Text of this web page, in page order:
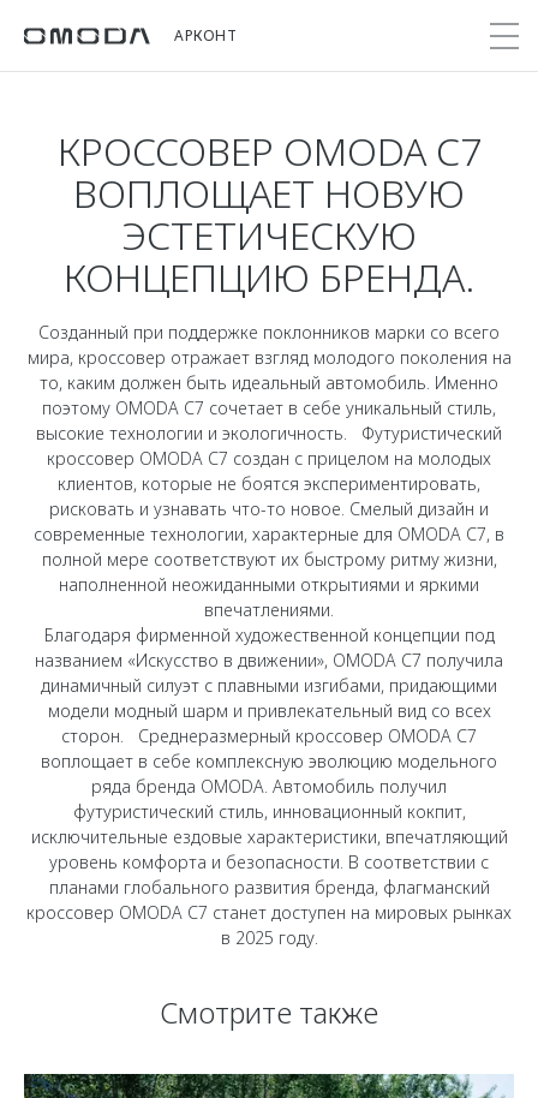
АРКОНТ
Модели
от 2 299 000 ₽*
C7
от 2 739 000 ₽*
Покупателям
Выбор и покупка
Сравнить комплектации
Cпецпредложения
Прайс-листы
OMODA Лизинг
Кредит и страхование
Кредитные программы
Страхование
Кредитный калькулятор
Аксессуары
Одежда и сувениры
Оригинальные аксессуары
Запчасти
Трейд-ин
Калькулятор трейд-ин
Владельцам
Записаться на сервис
Поддержка
Помощь на дороге
Гарантия
Дополнительная техническая поддержка
Руководства по эксплуатации
Клиентская поддержка
Клуб владельцев OMODA
Приложение O&J
Аксессуары
Одежда и сувениры
Оригинальные аксессуары
Запчасти
Мир OMODA
Новости
Онлайн-сервисы
Приложение O&J
Клуб владельцев OMODA
Бренд JAECOO
Правовая информация
Обратная связь
КРОССОВЕР OMODA С7
ВОПЛОЩАЕТ НОВУЮ
ЭСТЕТИЧЕСКУЮ
КОНЦЕПЦИЮ БРЕНДА.
Созданный при поддержке поклонников марки со всего
мира, кроссовер отражает взгляд молодого поколения на
то, каким должен быть идеальный автомобиль. Именно
поэтому OMODA С7 сочетает в себе уникальный стиль,
высокие технологии и экологичность. Футуристический
кроссовер OMODA С7 создан с прицелом на молодых
клиентов, которые не боятся экспериментировать,
рисковать и узнавать что-то новое. Смелый дизайн и
современные технологии, характерные для OMODA С7, в
полной мере соответствуют их быстрому ритму жизни,
наполненной неожиданными открытиями и яркими
впечатлениями.
Благодаря фирменной художественной концепции под
названием «Искусство в движении», OMODA С7 получила
динамичный силуэт с плавными изгибами, придающими
модели модный шарм и привлекательный вид со всех
сторон. Среднеразмерный кроссовер OMODA С7
воплощает в себе комплексную эволюцию модельного
ряда бренда OMODA. Автомобиль получил
футуристический стиль, инновационный кокпит,
исключительные ездовые характеристики, впечатляющий
уровень комфорта и безопасности. В соответствии с
планами глобального развития бренда, флагманский
кроссовер OMODA С7 станет доступен на мировых рынках
в 2025 году.
Смотрите также